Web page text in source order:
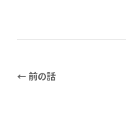
← 前の話